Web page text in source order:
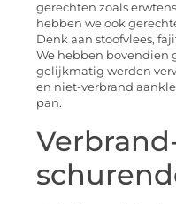
gerechten zoals
hebben we ook
Denk aan stoofvlees,
We hebben bovendien
gelijkmatig werden
en niet-verbrand
pan.